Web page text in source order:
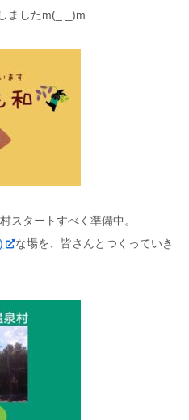
ましたm(_ _)m
スタートすべく準備中。
な場を、皆さんとつくっていき